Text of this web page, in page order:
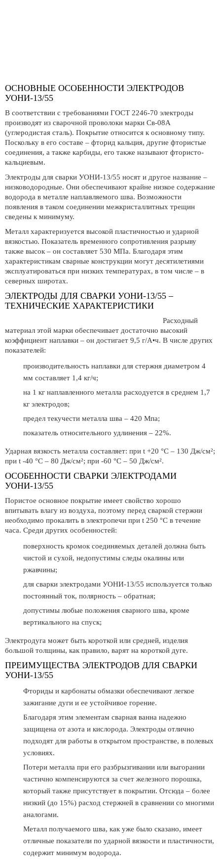
ОСНОВНЫЕ ОСОБЕННОСТИ ЭЛЕКТРОДОВ
УОНИ-13/55
В соответствии с требованиями ГОСТ 2246-70 электроды
производят из сварочной проволоки марки Св-08А
(углеродистая сталь). Покрытие относится к основному типу.
Поскольку в его составе – фторид кальция, другие фтористые
соединения, а также карбиды, его также называют фтористо-
кальциевым.
Электроды для сварки УОНИ-13/55 носят и другое название –
низководородные. Они обеспечивают крайне низкое содержание
водорода в металле наплавляемого шва. Возможности
появления в таком соединении межкристаллитных трещин
сведены к минимуму.
Металл характеризуется высокой пластичностью и ударной
вязкостью. Показатель временного сопротивления разрыву
также высок – он составляет 530 МПа. Благодаря этим
характеристикам сварные конструкции могут десятилетиями
эксплуатироваться при низких температурах, в том числе – в
северных широтах.
ЭЛЕКТРОДЫ ДЛЯ СВАРКИ УОНИ-13/55 –
ТЕХНИЧЕСКИЕ ХАРАКТЕРИСТИКИ
Расходный
материал этой марки обеспечивает достаточно высокий
коэффициент наплавки – он достигает 9,5 г/А•ч. В числе других
показателей:
производительность наплавки для стержня диаметром 4
мм составляет 1,4 кг/ч;
на 1 кг наплавленного металла расходуется в среднем 1,7
кг электродов;
предел текучести металла шва – 420 Мпа;
показатель относительного удлинения – 22%.
Ударная вязкость металла составляет: при t +20 °С – 130 Дж/см²;
при t -40 °С – 80 Дж/см²; при -60 °С – 50 Дж/см².
ОСОБЕННОСТИ СВАРКИ ЭЛЕКТРОДАМИ
УОНИ-13/55
Пористое основное покрытие имеет свойство хорошо
впитывать влагу из воздуха, поэтому перед сваркой стержни
необходимо прокалить в электропечи при t 250 °С в течение
часа. Среди других особенностей:
поверхность кромок соединяемых деталей должна быть
чистой и сухой, недопустимы следы окалины или
ржавчины;
для сварки электродами УОНИ-13/55 используется только
постоянный ток, полярность – обратная;
допустимы любые положения сварного шва, кроме
вертикального на спуск;
Электродуга может быть короткой или средней, изделия
большой толщины, как правило, варят на короткой дуге.
ПРЕИМУЩЕСТВА ЭЛЕКТРОДОВ ДЛЯ СВАРКИ
УОНИ-13/55
Фториды и карбонаты обмазки обеспечивают легкое
зажигание дуги и ее устойчивое горение.
Благодаря этим элементам сварная ванна надежно
защищена от азота и кислорода. Электроды отлично
подходят для работы в открытом пространстве, в полевых
условиях.
Потери металла при его разбрызгивании или выгорании
частично компенсируются за счет железного порошка,
который также присутствует в покрытии. Отсюда – более
низкий (до 15%) расход стержней в сравнении со многими
аналогами.
Металл получаемого шва, как уже было сказано, имеет
отличные показатели по ударной вязкости и пластичности,
содержит минимум водорода.